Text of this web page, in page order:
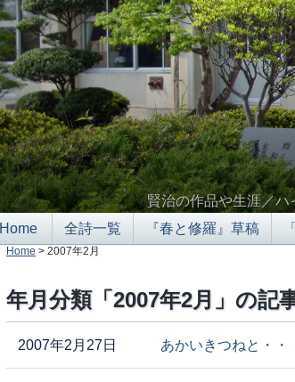
賢治の作品や生涯／
Home
全詩一覧 『春と修羅』草稿
Home > 2007年2月
年月分類「2007年2月」の記
2007年2月27日 あかいきつねと・・